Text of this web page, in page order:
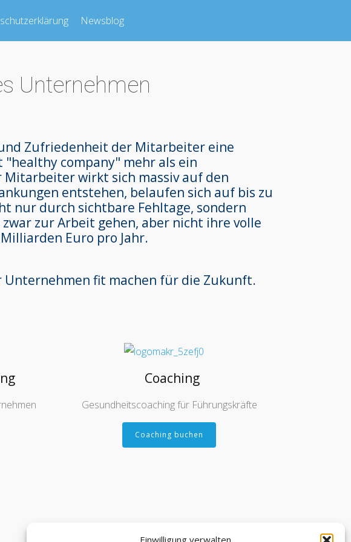
Einwilligung verwalten
Newsblog
Unternehmen
Zufriedenheit der Mitarbeiter eine
"healthy company" mehr als ein
wirkt sich massiv auf den
entstehen, belaufen sich auf bis zu
nur durch sichtbare Fehltage, sondern
zur Arbeit gehen, aber nicht ihre volle
Euro pro Jahr.
fit machen für die Zukunft.
Coaching
Gesundheitscoaching für Führungskräfte
Coaching buchen